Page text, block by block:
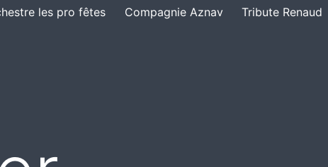
les pro fêtes Compagnie Aznav Tribute Renaud